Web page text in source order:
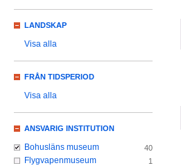
LANDSKAP
Visa alla
FRÅN TIDSPERIOD
Visa alla
ANSVARIG INSTITUTION
Bohusläns museum 40
Flygvapenmuseum 1